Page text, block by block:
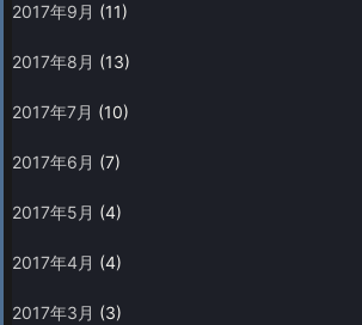
2017年9月 (11)
2017年8月 (13)
2017年7月 (10)
2017年6月 (7)
2017年5月 (4)
2017年4月 (4)
2017年3月 (3)